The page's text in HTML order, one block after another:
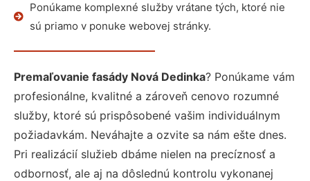
Ponúkame komplexné služby vrátane tých, ktoré nie
sú priamo v ponuke webovej stránky.
Premaľovanie fasády Nová Dedinka? Ponúkame vám
profesionálne, kvalitné a zároveň cenovo rozumné
služby, ktoré sú prispôsobené vašim individuálnym
požiadavkám. Neváhajte a ozvite sa nám ešte dnes.
Pri realizácií služieb dbáme nielen na precíznosť a
odbornosť, ale aj na dôslednú kontrolu vykonanej